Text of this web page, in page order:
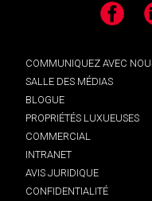
Facebook
COMMUNIQUEZ AVEC
SALLE DES MÉDIAS
BLOGUE
PROPRIÉTÉS LUXUEUSES
COMMERCIAL
INTRANET
AVIS JURIDIQUE
CONFIDENTIALITÉ